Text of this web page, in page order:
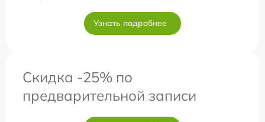
Узнать подробнее
Скидка -25% по
предварительной записи